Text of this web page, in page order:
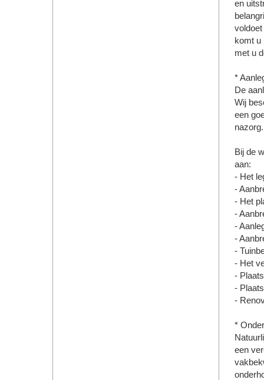
en
voldoet
komt u
met u
*
De
Wij
een
nazorg.
Bij de
aan:
- Het
-
- Het
-
-
-
-
- Het
-
-
-
*
een